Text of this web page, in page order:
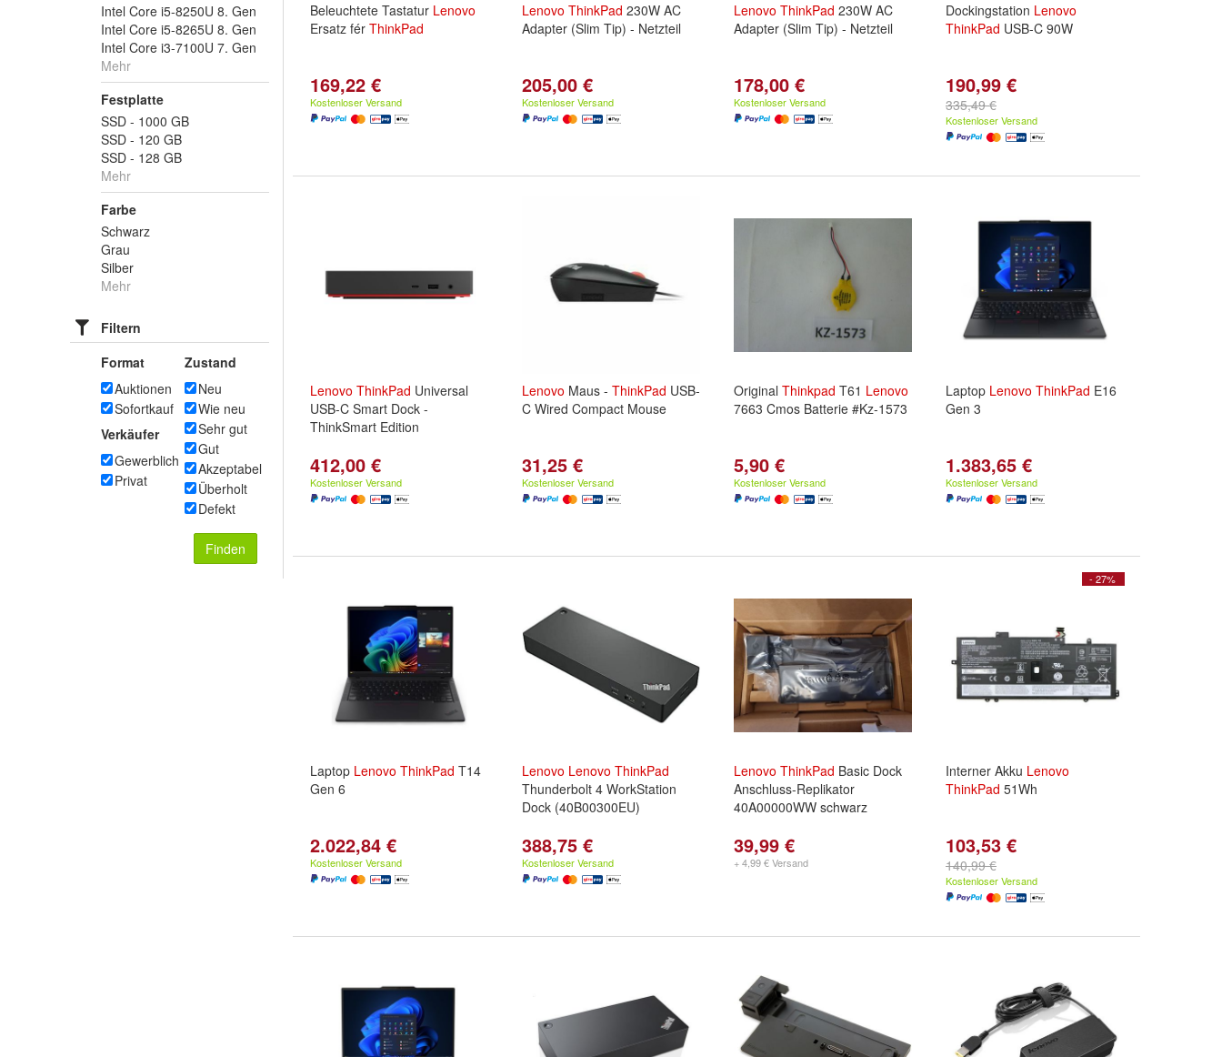
Intel Core i5-8250U 8. Gen
Intel Core i5-8265U 8. Gen
Intel Core i3-7100U 7. Gen
Mehr
Festplatte
SSD - 1000 GB
SSD - 120 GB
SSD - 128 GB
Mehr
Farbe
Schwarz
Grau
Silber
Mehr
Filtern
Format
Auktionen
Sofortkauf
Verkäufer
Gewerblich
Privat
Zustand
Neu
Wie neu
Sehr gut
Gut
Akzeptabel
Überholt
Defekt
Finden
Beleuchtete Tastatur Lenovo
Ersatz fér ThinkPad
169,22 €
Kostenloser Versand
Lenovo ThinkPad 230W AC
Adapter (Slim Tip) - Netzteil
205,00 €
Kostenloser Versand
Lenovo ThinkPad 230W AC
Adapter (Slim Tip) - Netzteil
178,00 €
Kostenloser Versand
Dockingstation Lenovo
ThinkPad USB-C 90W
190,99 €
335,49 €
Kostenloser Versand
Lenovo ThinkPad Universal
USB-C Smart Dock -
ThinkSmart Edition
412,00 €
Kostenloser Versand
Lenovo Maus - ThinkPad USB-
C Wired Compact Mouse
31,25 €
Kostenloser Versand
Original Thinkpad T61 Lenovo
7663 Cmos Batterie #Kz-1573
5,90 €
Kostenloser Versand
Laptop Lenovo ThinkPad E16
Gen 3
1.383,65 €
Kostenloser Versand
Laptop Lenovo ThinkPad T14
Gen 6
2.022,84 €
Kostenloser Versand
Lenovo Lenovo ThinkPad
Thunderbolt 4 WorkStation
Dock (40B00300EU)
388,75 €
Kostenloser Versand
Lenovo ThinkPad Basic Dock
Anschluss-Replikator
40A00000WW schwarz
39,99 €
+ 4,99 € Versand
- 27%
Interner Akku Lenovo
ThinkPad 51Wh
103,53 €
140,99 €
Kostenloser Versand